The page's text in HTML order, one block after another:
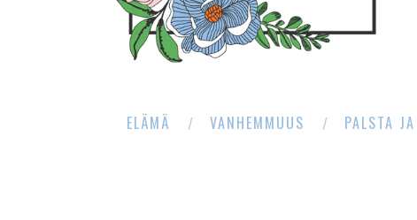
ELÄMÄ VANHEMMUUS PALSTA